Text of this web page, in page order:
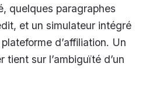
quelques paragraphes
et un simulateur intégré
d’affiliation. Un
tient sur l’ambiguïté d’un